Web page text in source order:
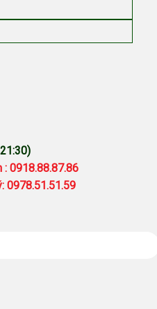
0918.88.87.86
0978.51.51.59